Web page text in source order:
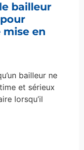
bailleur
mise en
bailleur ne
et sérieux
lorsqu’il